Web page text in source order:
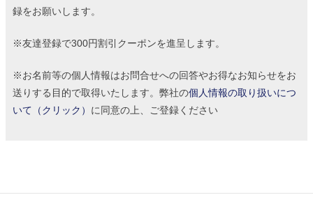
録をお願いします。
※友達登録で300円割引クーポンを進呈します。
※お名前等の個人情報はお問合せへの回答やお得なお知らせをお
送りする目的で取得いたします。弊社の個人情報の取り扱いにつ
いて（クリック） に同意の上、ご登録ください